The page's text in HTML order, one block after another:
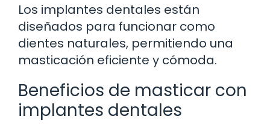
Los implantes dentales están
diseñados para funcionar como
dientes naturales, permitiendo una
masticación eficiente y cómoda.
Beneficios de masticar con
implantes dentales